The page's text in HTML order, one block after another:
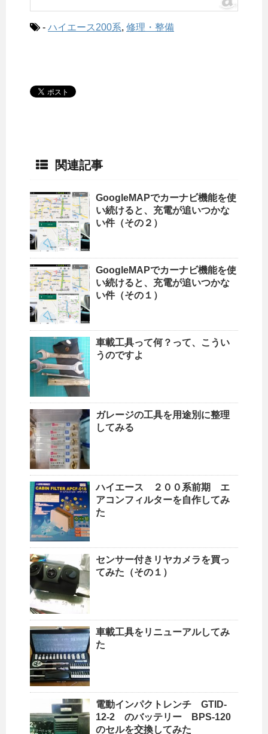
- ハイエース200系, 修理・整備
関連記事
GoogleMAPでカーナビ機能を使
い続けると、充電が追いつかな
い件（その２）
GoogleMAPでカーナビ機能を使
い続けると、充電が追いつかな
い件（その１）
車載工具って何？って、こうい
うのですよ
ガレージの工具を用途別に整理
してみる
ハイエース ２００系前期 エ
アコンフィルターを自作してみ
た
センサー付きリヤカメラを買っ
てみた（その１）
車載工具をリニューアルしてみ
た
電動インパクトレンチ GTID-
12-2 のバッテリー BPS-120
のセルを交換してみた